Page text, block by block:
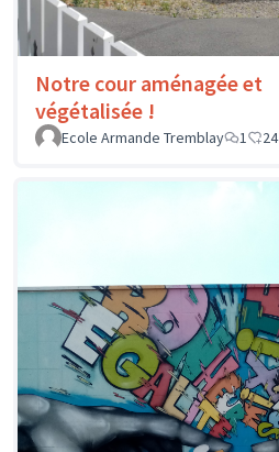
Notre cour aménagée et
végétalisée !
Ecole Armande Tremblay
1 24